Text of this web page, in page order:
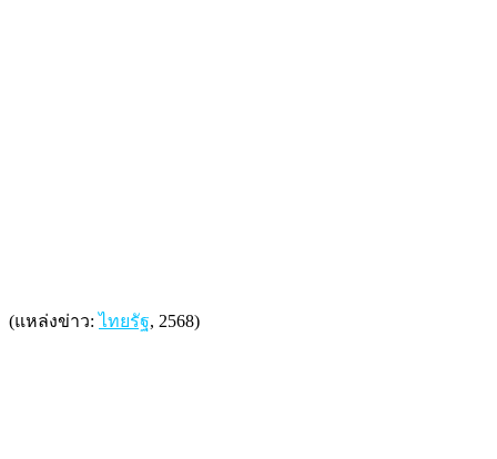
(แหล่งข่าว:ไทยรัฐ, 2568)